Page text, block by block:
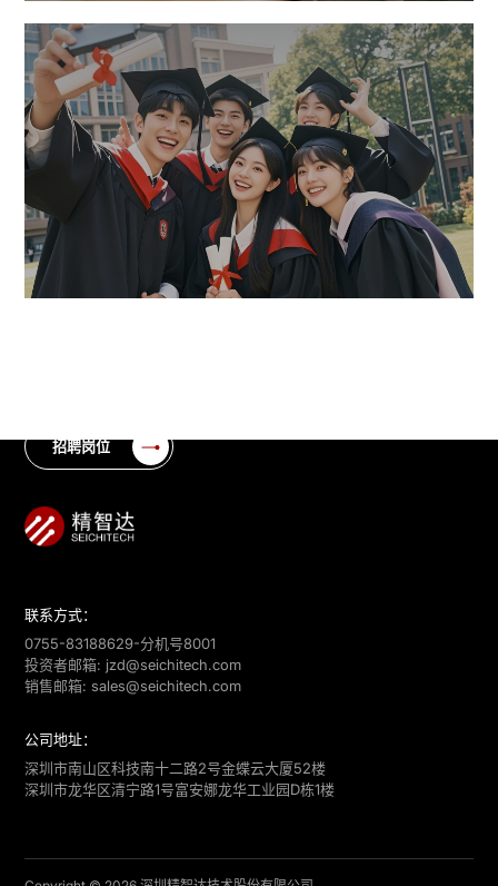
社会招聘
探索无限 不断超越
招聘岗位
招聘岗位
联系方式：
0755-83188629-分机号8001
投资者邮箱: jzd@seichitech.com
销售邮箱: sales@seichitech.com
公司地址：
深圳市南山区科技南十二路2号金蝶云大厦52楼
深圳市龙华区清宁路1号富安娜龙华工业园D栋1楼